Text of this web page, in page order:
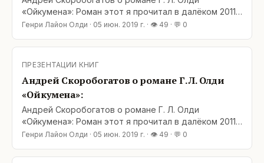
«Ойкумена»: Роман этот я прочитал в далёком 2011
году одним из первых романов у Г.Л.Олди, и тогда
авторов достаточно тяжело. Чтение среднего
два дольше времени, чем чтение того же объёма
произведения
Генри Лайон Олди · 05 июн. 2019 г. · 👁 49 · 💬 0
ПРЕЗЕНТАЦИИ КНИГ
Андрей Скоробогатов о романе Г. Л. Олди
«Ойкумена»:
Андрей Скоробогатов о романе Г. Л. Олди
«Ойкумена»: Роман этот я прочитал в далёком 2011
году одним из первых романов у Г.Л.Олди, и тогда
авторов достаточно тяжело. Чтение среднего
Генри Лайон Олди · 05 июн. 2019 г. · 👁 49 · 💬 0